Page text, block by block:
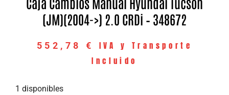
(JM)(2004->) 2.0 CRDi – 348672
552,78 €
IVA y Transporte
Incluido
1 disponibles